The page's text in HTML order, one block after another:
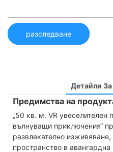
разследване
Детайли
Предимства на
„50 кв. м. VR увеселителен
вълнуващи приключения“
развлекателно
пространство в